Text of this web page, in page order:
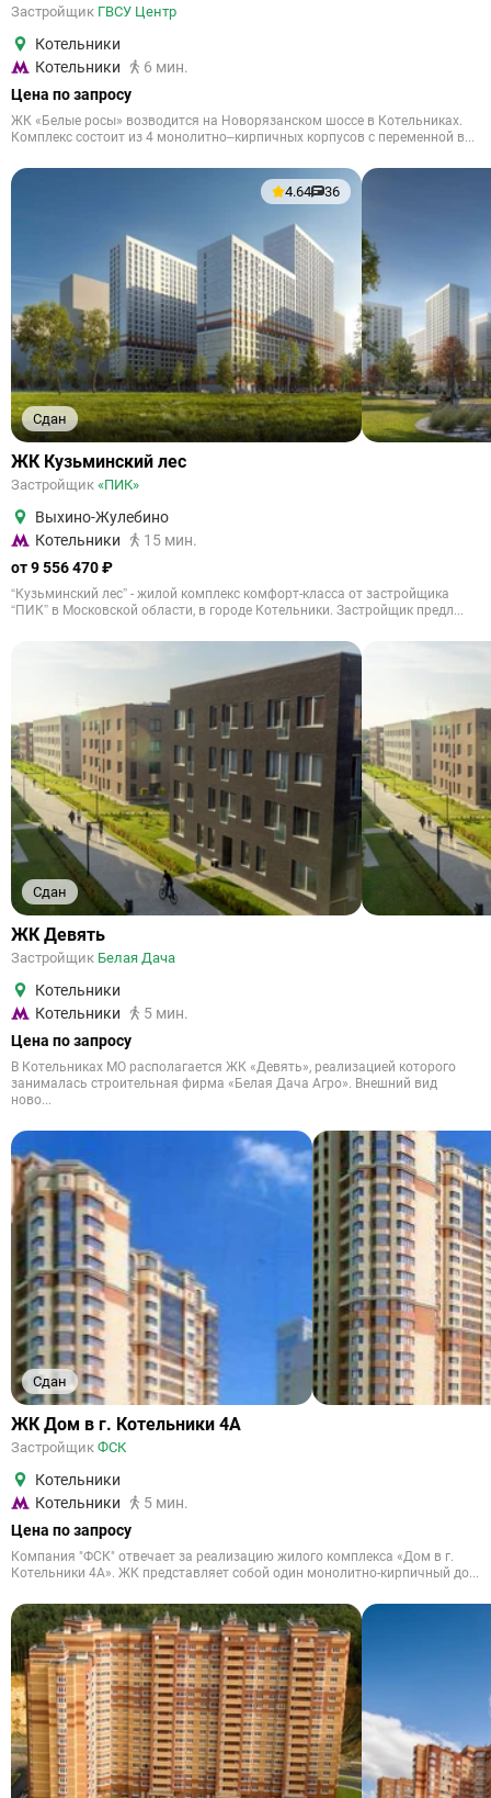
Застройщик ГВСУ Центр
Котельники
Котельники
6 мин.
Цена по запросу
ЖК «Белые росы» возводится на Новорязанском шоссе в Котельниках.
Комплекс состоит из 4 монолитно–кирпичных корпусов с переменной в...
Сдан
4.64 36
ЖК Кузьминский лес
Застройщик «ПИК»
Выхино-Жулебино
Котельники
15 мин.
от 9 556 470 ₽
“Кузьминский лес” - жилой комплекс комфорт-класса от застройщика
“ПИК” в Московской области, в городе Котельники. Застройщик предл...
Сдан
ЖК Девять
Застройщик Белая Дача
Котельники
Котельники
5 мин.
Цена по запросу
В Котельниках МО располагается ЖК «Девять», реализацией которого
занималась строительная фирма «Белая Дача Агро». Внешний вид
ново...
Сдан
ЖК Дом в г. Котельники 4А
Застройщик ФСК
Котельники
Котельники
5 мин.
Цена по запросу
Компания "ФСК" отвечает за реализацию жилого комплекса «Дом в г.
Котельники 4А». ЖК представляет собой один монолитно-кирпичный до...